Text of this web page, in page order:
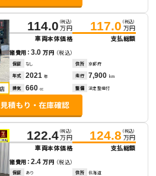
114.0 （税込）
万円
車両本体価格
117.0 （税込）
万円
支払総額
諸費用：3.0万円 （税込）
保証 なし 住所 京都府
年式 2021 年 走行 7,900 km
排気 660 cc 整備 法定整備付
122.4 （税込）
万円
車両本体価格
124.8 （税込）
万円
支払総額
諸費用：2.4万円 （税込）
保証 あり 住所 北海道